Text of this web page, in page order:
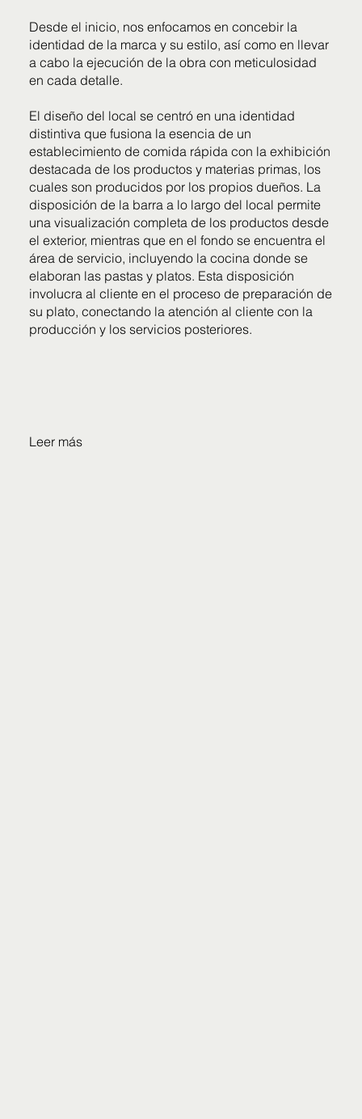
Desde el inicio, nos enfocamos en concebir la
identidad de la marca y su estilo, así como en llevar
a cabo la ejecución de la obra con meticulosidad
en cada detalle.
El diseño del local se centró en una identidad
distintiva que fusiona la esencia de un
establecimiento de comida rápida con la exhibición
destacada de los productos y materias primas, los
cuales son producidos por los propios dueños. La
disposición de la barra a lo largo del local permite
una visualización completa de los productos desde
el exterior, mientras que en el fondo se encuentra el
área de servicio, incluyendo la cocina donde se
elaboran las pastas y platos. Esta disposición
involucra al cliente en el proceso de preparación de
su plato, conectando la atención al cliente con la
producción y los servicios posteriores.
Leer más